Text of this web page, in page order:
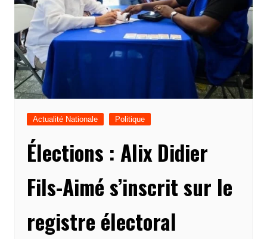
Actualité Nationale Politique
Élections : Alix Didier
Fils-Aimé s’inscrit sur le
registre électoral